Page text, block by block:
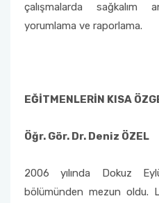
çalışmalarda sağkalım
yorumlama ve raporlama.
EĞİTMENLERİN KISA
Öğr. Gör. Dr. Deniz ÖZEL
2006 yılında Dokuz
bölümünden mezun oldu.